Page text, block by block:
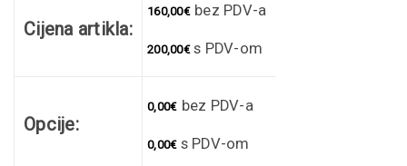
Cijena artikla:
160,00€ bez PDV-a
200,00€s PDV-om
Opcije:
0,00€ bez PDV-a
0,00€s PDV-om